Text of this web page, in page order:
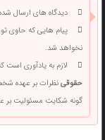
دیدگاه های ارسال
پیام هایی که حاوی
نخواهد شد.
لازم به یادآوری
حقوقینظرات بر عهده
گونه شکایت مسئولیت بر